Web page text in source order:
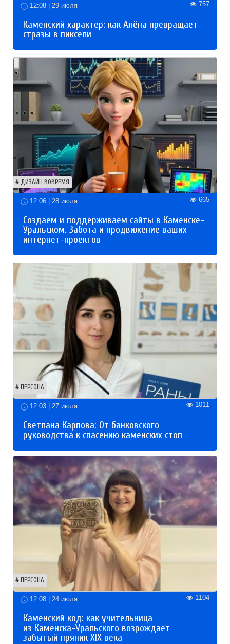
12:08 | 29 июля 757
Каменский характер: как Алёна превращает
стразы в пиксели
ДИЗАЙН ВОВРЕМЯ
12:06 | 28 июля 665
Создаем и поддерживаем сайты в Каменске-
Уральском. Забота и продвижение ваших
интернет-проектов
ПЕРСОНА
12:03 | 27 июля 1011
Светлана Карпова: От банковского
руководства к спасению каменских стоп
ПЕРСОНА
12:08 | 24 июля 1104
Каменский код: как учительница
из Каменска-Уральского возрождает
забытый пряник XIX века